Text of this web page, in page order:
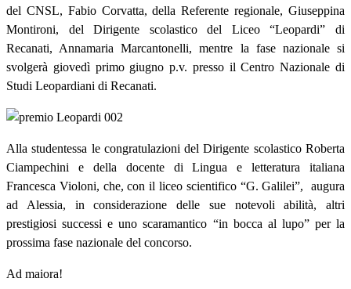
del CNSL, Fabio Corvatta, della Referente regionale, Giuseppina
Montironi, del Dirigente scolastico del Liceo “Leopardi” di
Recanati, Annamaria Marcantonelli, mentre la fase nazionale si
svolgerà giovedì primo giugno p.v. presso il Centro Nazionale di
Studi Leopardiani di Recanati.
Alla studentessa le congratulazioni del Dirigente scolastico Roberta
Ciampechini e della docente di Lingua e letteratura italiana
Francesca Violoni, che, con il liceo scientifico “G. Galilei”,
augura
ad Alessia, in considerazione delle sue notevoli abilità, altri
prestigiosi successi e uno scaramantico “in bocca al lupo” per la
prossima fase nazionale del concorso.
Ad maiora!